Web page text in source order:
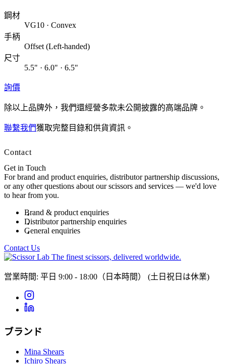
鋼材
VG10 · Convex
手柄
Offset (Left-handed)
尺寸
5.5" · 6.0" · 6.5"
詢價
除以上品牌外，我們還經營多款未公開披露的高端品牌。
聯繫我們獲取完整目錄和供貨資訊。
Contact
Get in Touch
For brand and product enquiries, distributor partnership discussions,
or any other questions about our scissors and services — we'd love
to hear from you.
Brand & product enquiries
Distributor partnership enquiries
General enquiries
Contact Us
The finest scissors, delivered worldwide.
営業時間: 平日 9:00 - 18:00（日本時間） (土日祝日は休業)
ブランド
Mina Shears
Ichiro Shears